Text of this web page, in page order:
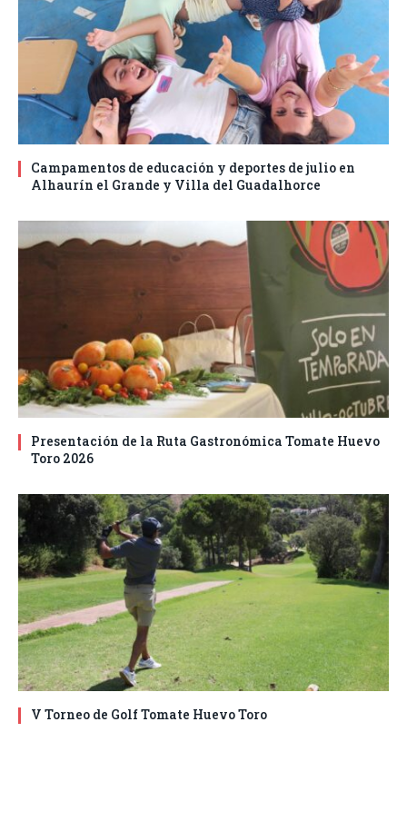
Campamentos de educación y deportes de julio en
Alhaurín el Grande y Villa del Guadalhorce
Presentación de la Ruta Gastronómica Tomate Huevo
Toro 2026
V Torneo de Golf Tomate Huevo Toro